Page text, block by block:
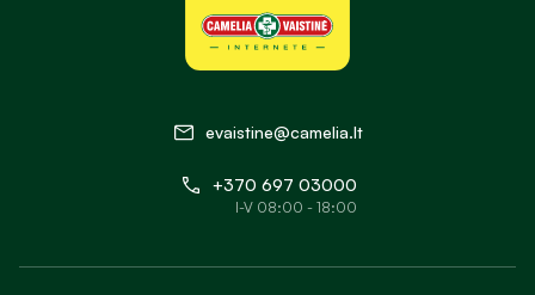
evaistine@camelia.lt
+370 697 03000
I-V 08:00 - 18:00